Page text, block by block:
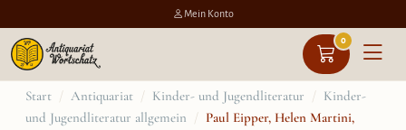
Mein Konto
0
Zum
Inhalt
Start / Antiquariat / Kinder- und Jugendliteratur / Kinder-
und Jugendliteratur allgemein / Paul Eipper, Helen Martini,